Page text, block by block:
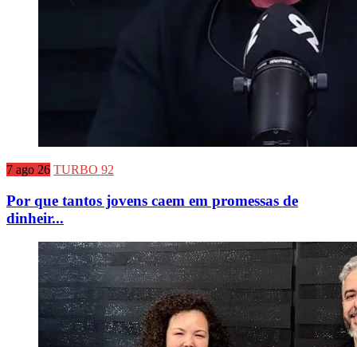
7 ago 26 TURBO 92
Por que tantos jovens caem em promessas de
dinheir...